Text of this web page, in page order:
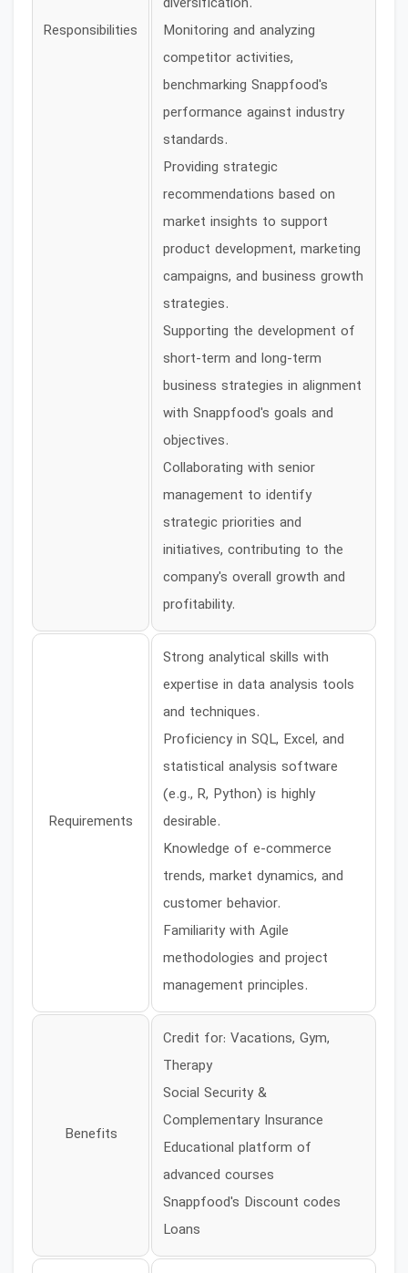
Monitoring and analyzing
competitor activities,
benchmarking Snappfood's
performance against industry
standards.
Providing strategic
recommendations based on
market insights to support
product development, marketing
campaigns, and business growth
strategies.
Supporting the development of
short-term and long-term
business strategies in alignment
with Snappfood's goals and
objectives.
Collaborating with senior
management to identify
strategic priorities and
initiatives, contributing to the
company's overall growth and
profitability.
Responsibilities
Strong analytical skills with
expertise in data analysis tools
and techniques.
Proficiency in SQL, Excel, and
statistical analysis software
(e.g., R, Python) is highly
desirable.
Knowledge of e-commerce
trends, market dynamics, and
customer behavior.
Familiarity with Agile
methodologies and project
management principles.
Requirements
Credit for: Vacations, Gym,
Therapy
Social Security &
Complementary Insurance
Educational platform of
advanced courses
Snappfood's Discount codes
Loans
Benefits